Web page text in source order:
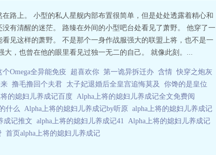
路上。 小型的私人星舰内部布置很简单，但是处处透露着精心和
有清醒的迷茫。 路臻在外间的小型吧台处看见了萧野。 他穿了一
见这样的萧野。 不是那个一身作战服强大的联盟上将，也不是一
，也曾在他的眼里看见过独一无二的自己。 就像此刻。...
个Omega全异能免疫 超喜欢你 第一诡异拆迁办 含情 快穿之炮灰
撸毛撸回个夫君 太子妃退婚后全皇宫追悔莫及
你馋的是皇位
的媳妇儿养成记百度 Alpha上将的媳妇儿养成记全文免费阅
什么 Alpha上将的媳妇儿养成记by听原 alpha上将的媳妇儿养成记
成记推文 alpha上将的媳妇儿养成记41 Alpha上将的媳妇儿养成记
首页alpha上将的媳妇儿养成记